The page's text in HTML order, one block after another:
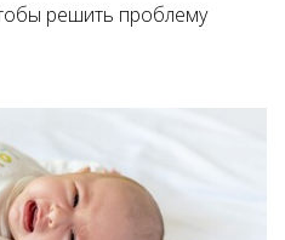
решить проблему